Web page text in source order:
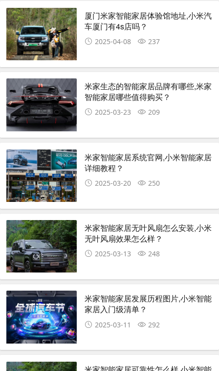
厦门米家智能家居体验馆地址,小米汽
车厦门有4s店吗？
2025-04-08 237
米家生态的智能家居品牌有哪些,米家
智能家居哪些值得购买？
2025-03-23 209
米家智能家居系统官网,小米智能家居
详细教程？
2025-03-20 250
米家智能家居无叶风扇怎么安装,小米
无叶风扇效果怎么样？
2025-03-13 248
米家智能家居发展历程图片,小米智能
家居入门级清单？
2025-03-11 292